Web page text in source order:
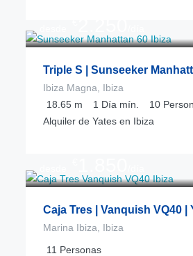
Triple S | Sunseeker
Ibiza Magna, Ibiza
18.65 m 1 Día mín. 10
Alquiler de Yates en Ibiza
Caja Tres | Vanquish VQ40 |
Marina Ibiza, Ibiza
11 Personas